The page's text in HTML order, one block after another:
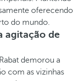
oferecendo
do mundo.
agitação de
demorou a
com as vizinhas